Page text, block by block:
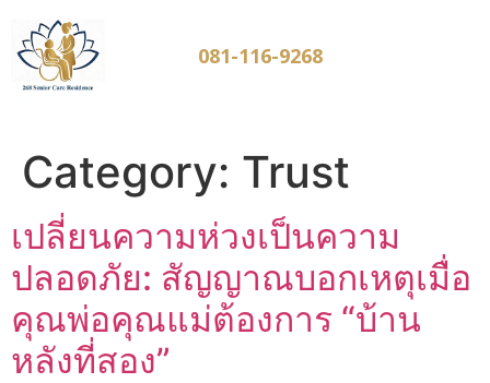
081-116-9268
Category: Trust
เปลี่ยนความห่วงเป็นความ
ปลอดภัย: สัญญาณบอกเหตุเมื่อ
คุณพ่อคุณแม่ต้องการ “บ้าน
หลังที่สอง”